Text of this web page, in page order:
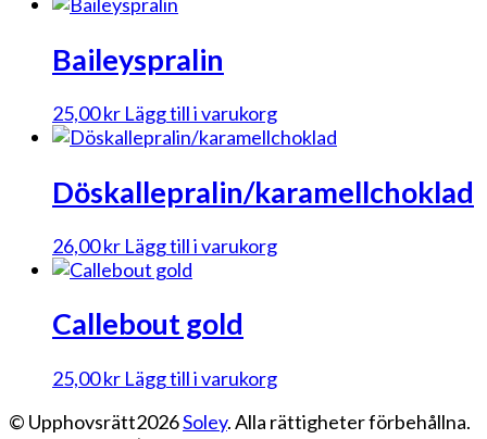
Baileyspralin
25,00kr Lägg till i varukorg
Döskallepralin/karamellchoklad
26,00kr Lägg till i varukorg
Callebout gold
25,00kr Lägg till i varukorg
© Upphovsrätt2026Soley. Alla rättigheter förbehållna.